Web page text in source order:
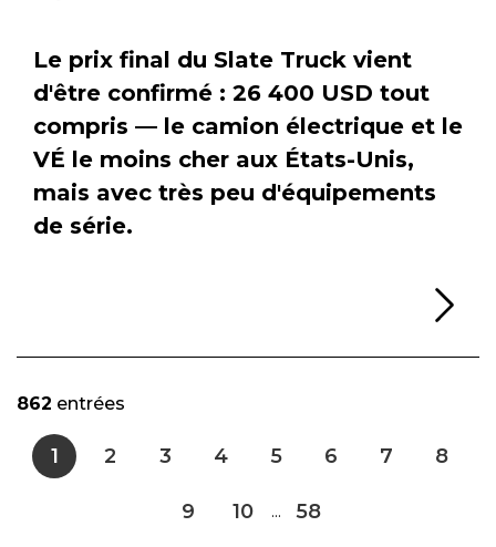
Le prix final du Slate Truck vient
d'être confirmé : 26 400 USD tout
compris — le camion électrique et le
VÉ le moins cher aux États-Unis,
mais avec très peu d'équipements
de série.
862 entrées
1 2 3 4 5 6 7 8
9 10 ... 58